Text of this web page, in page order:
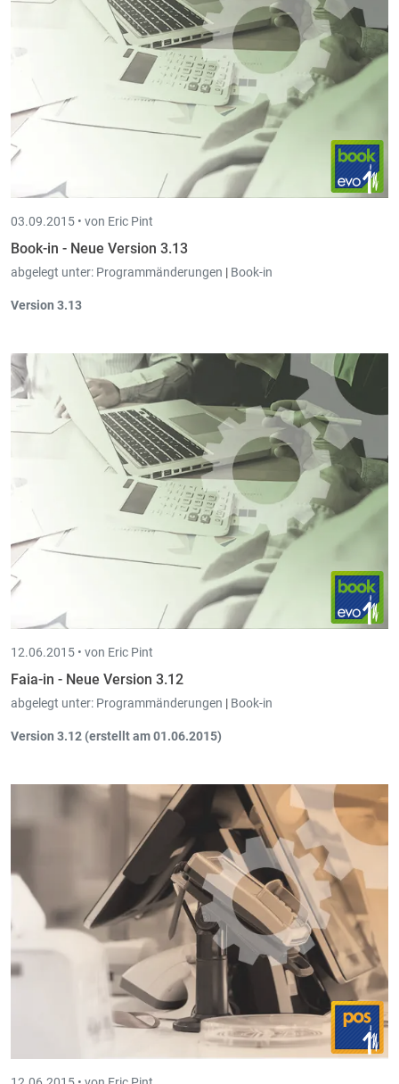
03.09.2015 • von Eric Pint
Book-in - Neue Version 3.13
abgelegt unter: Programmänderungen | Book-in
Version 3.13
Lieferanten gleichzeitig zu überprüfen(anhand des VatCheck
Dienst der EU).
12.06.2015 • von Eric Pint
Faia-in - Neue Version 3.12
abgelegt unter: Programmänderungen | Book-in
Version 3.12 (erstellt am 01.06.2015)
(StandardAccountID) im
luxemburgischen Standardkontenplan
haben, ansonsten kann die FAIA-Datei nicht erstellt werden.Die
Konten werden mit dem jeweiligen
eCDF-Schema
(Standardkontenplan) verglichen, und dabei werden nur noch Linien
mit Code 2 (Konten) berücksichtigt.